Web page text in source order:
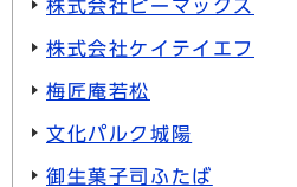
株式会社ピーマックス
株式会社ケイテイエフ
梅匠庵若松
文化パルク城陽
御生菓子司ふたば